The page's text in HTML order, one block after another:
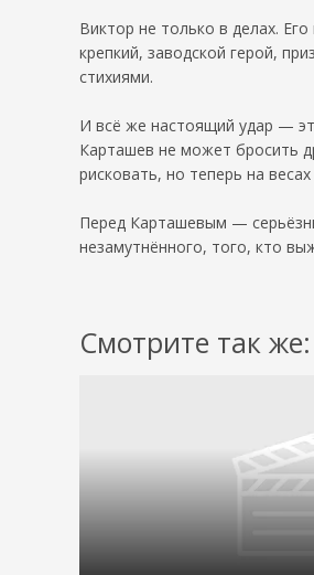
Виктор не только в делах.
крепкий, заводской герой,
стихиями.
И всё же настоящий удар —
Карташев не может бросить
рисковать, но теперь на
Перед Карташевым —
незамутнённого, того, кто
Смотрите так же: